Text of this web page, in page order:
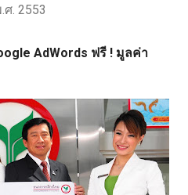
. 2553
AdWords ฟรี ! มูลค่า